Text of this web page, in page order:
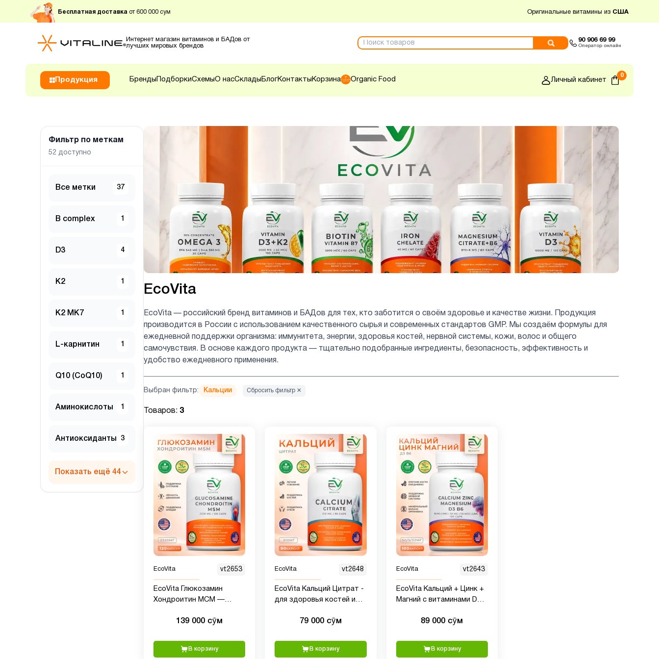
Бесплатная доставка от 600 000 сум Оригинальные витамины из США
Интернет магазин витаминов и БАДов от
лучших мировых брендов
90 906 69 99
Оператор онлайн
Продукция Бренды ПодборкиСхемыО насСклады БлогКонтакты Корзина Organic Food Личный кабинет
0
Фильтр по меткам
52 доступно
Все метки 37
B complex 1
D3 4
K2 1
K2 MK7 1
L-карнитин 1
Q10 (CoQ10) 1
Аминокислоты 1
Антиоксиданты 3
Показать ещё 44
EcoVita
EcoVita — российский бренд витаминов и БАДов для тех, кто заботится о своём здоровье и качестве жизни. Продукция
производится в России с использованием качественного сырья и современных стандартов GMP. Мы создаём формулы для
ежедневной поддержки организма: иммунитета, энергии, здоровья костей, нервной системы, кожи, волос и общего
самочувствия. В основе каждого продукта — тщательно подобранные ингредиенты, безопасность, эффективность и
удобство ежедневного применения.
Выбран фильтр: Кальции Сбросить фильтр ✕
Товаров: 3
EcoVita vt2653
EcoVita Глюкозамин
Хондроитин МСМ —
2320 мг, 120 капсул
139 000 сӯм
В корзину
EcoVita vt2648
EcoVita Кальций Цитрат -
для здоровья костей и
79 000 сӯм
В корзину
EcoVita vt2643
EcoVita Кальций + Цинк +
Магний с витаминами D3 и
89 000 сӯм
В корзину